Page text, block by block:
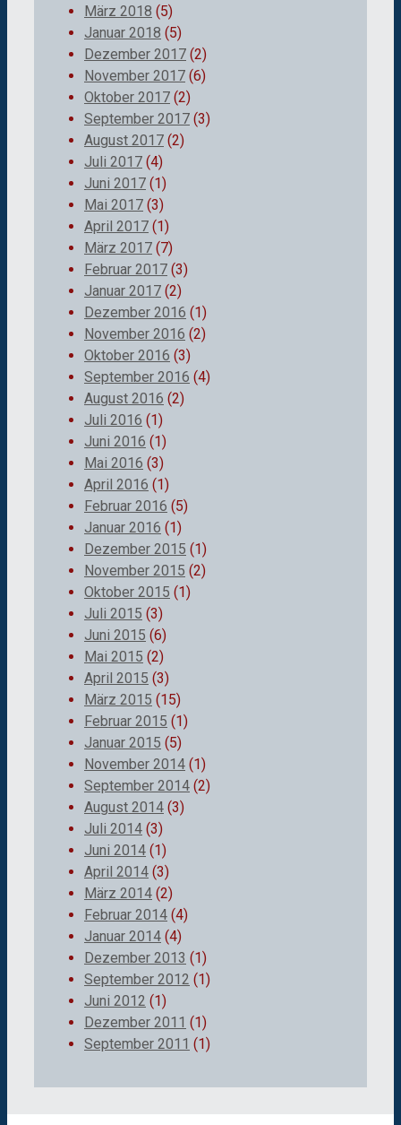
März 2018 (5)
Januar 2018 (5)
Dezember 2017 (2)
November 2017 (6)
Oktober 2017 (2)
September 2017 (3)
August 2017 (2)
Juli 2017 (4)
Juni 2017 (1)
Mai 2017 (3)
April 2017 (1)
März 2017 (7)
Februar 2017 (3)
Januar 2017 (2)
Dezember 2016 (1)
November 2016 (2)
Oktober 2016 (3)
September 2016 (4)
August 2016 (2)
Juli 2016 (1)
Juni 2016 (1)
Mai 2016 (3)
April 2016 (1)
Februar 2016 (5)
Januar 2016 (1)
Dezember 2015 (1)
November 2015 (2)
Oktober 2015 (1)
Juli 2015 (3)
Juni 2015 (6)
Mai 2015 (2)
April 2015 (3)
März 2015 (15)
Februar 2015 (1)
Januar 2015 (5)
November 2014 (1)
September 2014 (2)
August 2014 (3)
Juli 2014 (3)
Juni 2014 (1)
April 2014 (3)
März 2014 (2)
Februar 2014 (4)
Januar 2014 (4)
Dezember 2013 (1)
September 2012 (1)
Juni 2012 (1)
Dezember 2011 (1)
September 2011 (1)